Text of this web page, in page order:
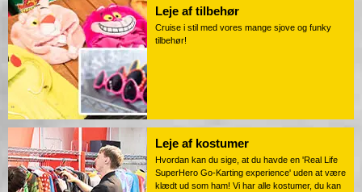
Leje af tilbehør
Cruise i stil med vores mange sjove og funky
tilbehør!
Leje af kostumer
Hvordan kan du sige, at du havde en 'Real Life
SuperHero Go-Karting experience' uden at være
klædt ud som ham! Vi har alle kostumer, du kan